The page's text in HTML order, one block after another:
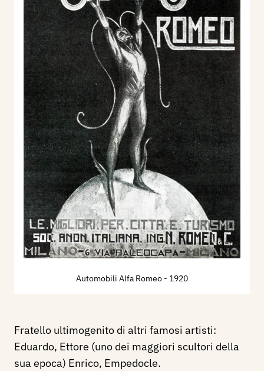
Automobili Alfa Romeo - 1920
Fratello ultimogenito di altri famosi artisti:
Eduardo, Ettore (uno dei maggiori scultori della
sua epoca) Enrico, Empedocle.